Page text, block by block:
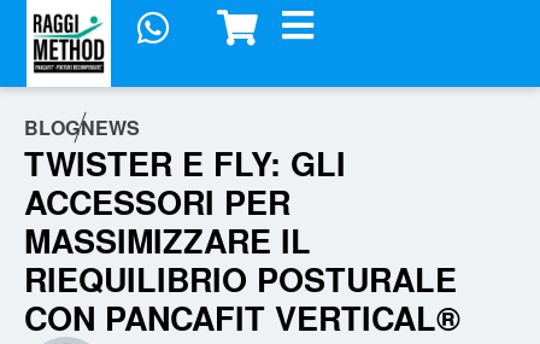
BLOGNEWS
TWISTER E FLY: GLI
ACCESSORI PER
MASSIMIZZARE IL
RIEQUILIBRIO POSTURALE
CON PANCAFIT VERTICAL®